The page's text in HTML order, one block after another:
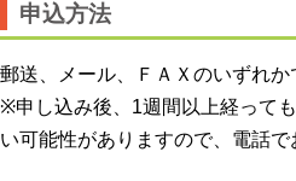
申込方法
郵送、メール、ＦＡＸのいずれ
※申し込み後、1週間以上経って
い可能性がありますので、電話で